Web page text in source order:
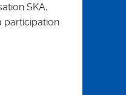
SKA,
participation